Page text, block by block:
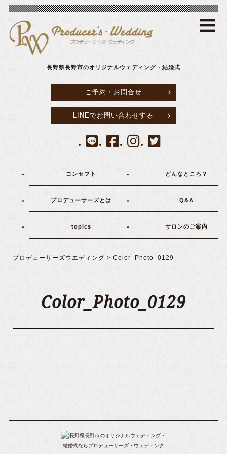
≡
長野県長野市のオリジナルウェディング・結婚式
ご予約・お問合せ
LINEでお問い合わせする
コンセプト どんなところ？
プロデューサーズとは Q&A
topics サロンのご案内
プロデューサーズウエディング > Color_Photo_0129
Color_Photo_0129